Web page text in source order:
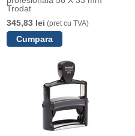
Trodat
345,83 lei (pret cu TVA)